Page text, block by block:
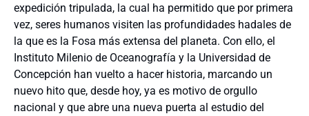
expedición tripulada, la cual ha permitido que por primera
vez, seres humanos visiten las profundidades hadales de
la que es la Fosa más extensa del planeta. Con ello, el
Instituto Milenio de Oceanografía y la Universidad de
Concepción han vuelto a hacer historia, marcando un
nuevo hito que, desde hoy, ya es motivo de orgullo
nacional y que abre una nueva puerta al estudio del